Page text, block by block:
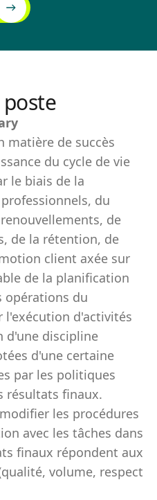
matière de succès
du cycle de vie
le biais de la
du
de
de la rétention, de
client axée sur
de la planification
opérations du
l'exécution d'activités
d'une discipline
d'une certaine
par les politiques
résultats finaux.
les procédures
avec les tâches dans
finaux répondent aux
volume, respect